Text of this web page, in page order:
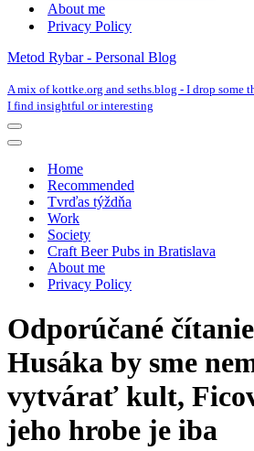
About me
Privacy Policy
Metod Rybar - Personal Blog
A mix of kottke.org and seths.blog - I drop some
I find insightful or interesting
Navigation
Menu
Navigation
Home
Recommended
Tvrďas týždňa
Work
Society
Craft Beer Pubs in Bratislava
About me
Privacy Policy
Odporúčané
Husáka by sme
vytvárať kult,
jeho hrobe je iba